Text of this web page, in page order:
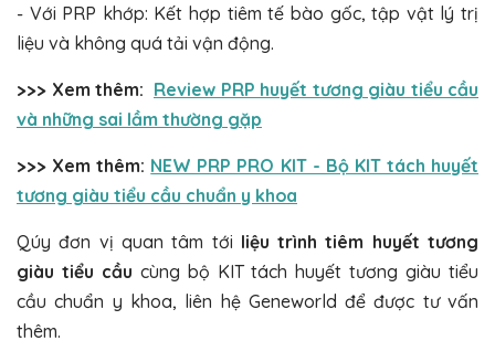
- Với PRP khớp: Kết hợp tiêm tế bào gốc, tập vật lý trị
liệu và không quá tải vận động.
>>> Xem thêm: Review PRP huyết tương giàu tiểu cầu
và những sai lầm thường gặp
>>> Xem thêm: NEW PRP PRO KIT - Bộ KIT tách huyết
tương giàu tiểu cầu chuẩn y khoa
Qúy đơn vị quan tâm tới liệu trình tiêm huyết tương
giàu tiểu cầu cùng bộ KIT tách huyết tương giàu tiểu
cầu chuẩn y khoa, liên hệ Geneworld để được tư vấn
thêm.